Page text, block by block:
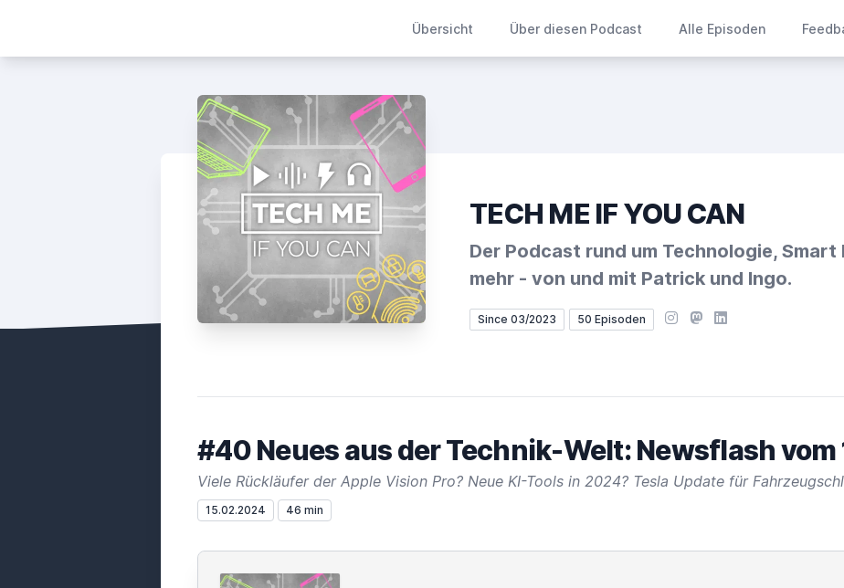
Übersicht Über diesen Podcast Alle Episoden
TECH ME IF YOU CAN
Der Podcast rund um Technologie, Smart
mehr - von und mit Patrick und Ingo.
Since 03/2023 50 Episoden Instagram
Mastodon
LinkedIn
#40 Neues aus der Technik-Welt: Newsflash vom
Viele Rückläufer der Apple Vision Pro? Neue KI-Tools in 2024? Tesla Update für
15.02.2024 46 min